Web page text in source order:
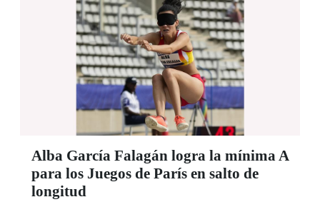
afirmaron.
Alba García Falagán logra la mínima A
para los Juegos de París en salto de
longitud